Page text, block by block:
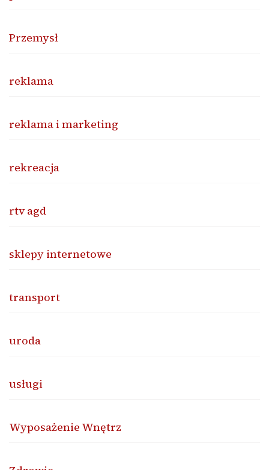
Przemysł
reklama
reklama i marketing
rekreacja
rtv agd
sklepy internetowe
transport
uroda
usługi
Wyposażenie Wnętrz